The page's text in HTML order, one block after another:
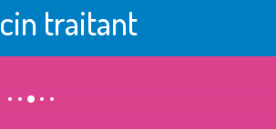
traitant